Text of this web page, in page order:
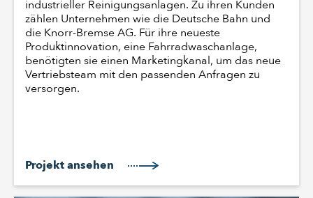
industrieller Reinigungsanlagen. Zu ihren Kunden
zählen Unternehmen wie die Deutsche Bahn und
die Knorr-Bremse AG. Für ihre neueste
Produktinnovation, eine Fahrradwaschanlage,
benötigten sie einen Marketingkanal, um das neue
Vertriebsteam mit den passenden Anfragen zu
versorgen.
Projekt ansehen